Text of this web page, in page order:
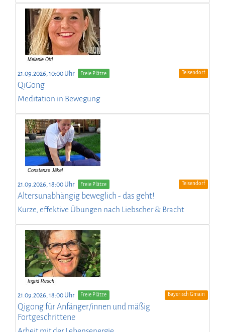
21.09.2026, 10:00 Uhr Freie Plätze Teisendorf
QiGong
Meditation in Bewegung
21.09.2026, 18:00 Uhr Freie Plätze Teisendorf
Altersunabhängig beweglich - das geht!
Kurze, effektive Übungen nach Liebscher & Bracht
21.09.2026, 18:00 Uhr Freie Plätze Bayerisch Gmain
Qigong für Anfänger/innen und mäßig
Fortgeschrittene